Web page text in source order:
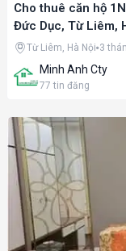
Cho thuê căn hộ
Đức Dục, Từ Liêm,
Minh Anh Cty
77 tin đăng
Từ Liêm, Hà Nội 3